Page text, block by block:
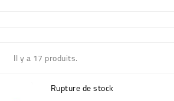
Il y a 17 produits.
Rupture de stock